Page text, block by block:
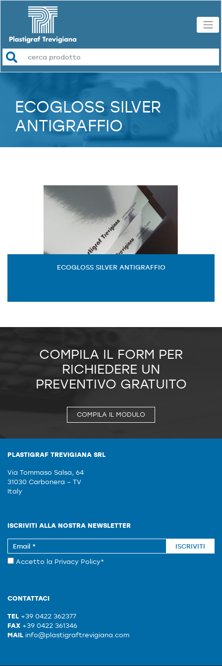
ECOGLOSS SILVER
ANTIGRAFFIO
ECOGLOSS SILVER ANTIGRAFFIO
COMPILA IL FORM PER
RICHIEDERE UN
PREVENTIVO GRATUITO
COMPILA IL MODULO
PLASTIGRAF TREVIGIANA SRL
Via Tommaso Salsa, 64
31030 Carbonera – TV
Italy
CONTATTACI
TEL +39 0422 362377
FAX +39 0422 361346
MAIL info@plastigraftrevigiana.com
ISCRIVITI ALLA NOSTRA NEWSLETTER
ISCRIVITI
Accetto la Privacy Policy*